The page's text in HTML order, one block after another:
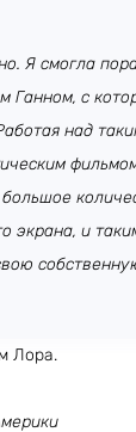
Я смогла
Ганном, с
над
экрана, и
Лора.